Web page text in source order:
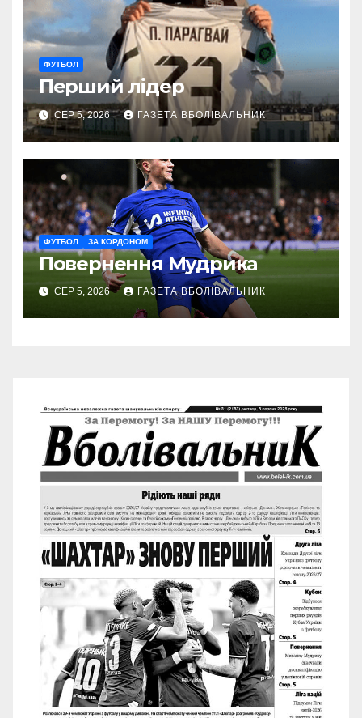
ФУТБОЛ
Перший лідер
СЕР 5, 2026 ГАЗЕТА ВБОЛІВАЛЬНИК
ФУТБОЛ ЗА КОРДОНОМ
Повернення Мудрика
СЕР 5, 2026 ГАЗЕТА ВБОЛІВАЛЬНИК